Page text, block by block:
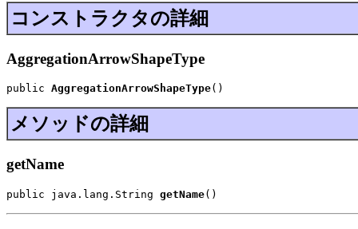
コンストラクタの詳細
AggregationArrowShapeType
public AggregationArrowShapeType()
メソッドの詳細
getName
public java.lang.String getName()